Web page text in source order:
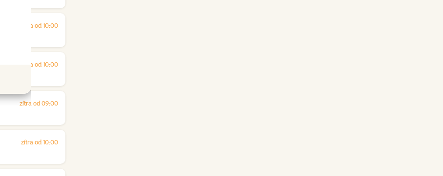
zítra od 10:00
zítra od 10:00
zítra od 09:00
zítra od 10:00